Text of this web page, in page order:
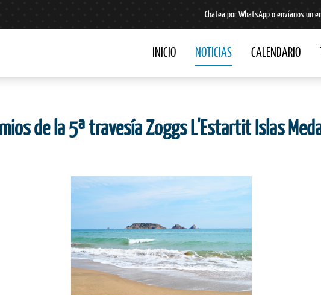
Chatea por WhatsApp o envíanos un
INICIO NOTICIAS CALENDARIO
de la 5ª travesía Zoggs L'Estartit Islas